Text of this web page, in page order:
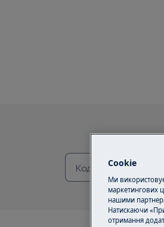
Cookie
Ми
маркетингових
нашими
Натискаючи
отримання